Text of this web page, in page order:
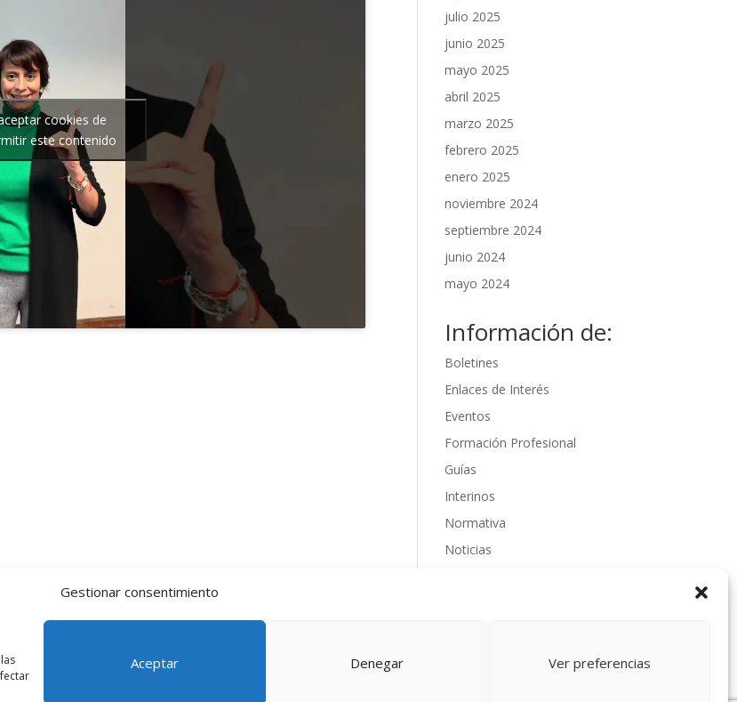
Gestionar consentimiento
Aceptar Denegar Ver preferencias
cookies de
este contenido
julio 2025
junio 2025
mayo 2025
abril 2025
marzo 2025
febrero 2025
enero 2025
noviembre 2024
septiembre 2024
junio 2024
mayo 2024
Información de:
Boletines
Enlaces de Interés
Eventos
Formación Profesional
Guías
Interinos
Normativa
Noticias